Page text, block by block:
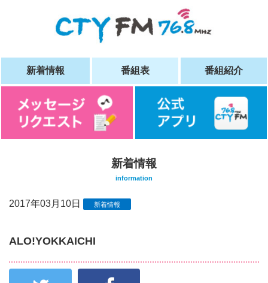
新着情報 番組表 番組紹介
新着情報
information
2017年03月10日 新着情報
ALO!YOKKAICHI